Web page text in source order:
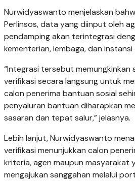
Nurwidyaswanto menjelaskan
Perlinsos, data yang diinput oleh
pendamping akan terintegrasi
kementerian, lembaga, dan
“Integrasi tersebut memungkinkan
verifikasi secara langsung untuk
calon penerima bantuan sosial
penyaluran bantuan diharapkan
sasaran dan tepat salur,” jelasnya.
Lebih lanjut, Nurwidyaswanto
verifikasi menunjukkan calon
kriteria, agen maupun masyarakat
mengajukan sanggahan melalui